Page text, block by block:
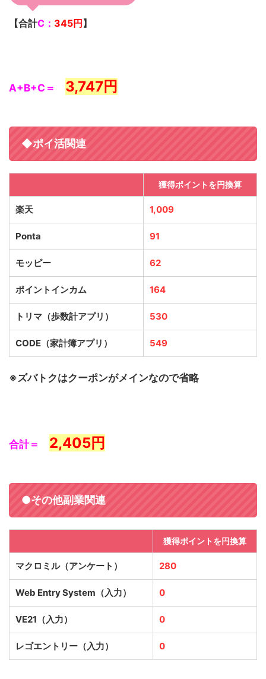
【合計C： 345円】
A+B+C＝ 3,747円
◆ポイ活関連
獲得ポイントを円換算
楽天 1,009
Ponta 91
モッピー 62
ポイントインカム 164
トリマ（歩数計アプリ） 530
CODE（家計簿アプリ） 549
※ズバトクはクーポンがメインなので省略
合計＝ 2,405円
●その他副業関連
獲得ポイントを円換算
マクロミル（アンケート） 280
Web Entry System（入力） 0
VE21（入力） 0
レゴエントリー（入力） 0